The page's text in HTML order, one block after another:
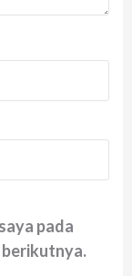
pada
berikutnya.